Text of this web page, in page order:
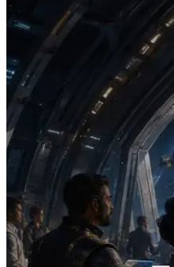
2026.07.04
ERPC x402
yayınladı — AI
duydukları API'ler
yaptığı dönem